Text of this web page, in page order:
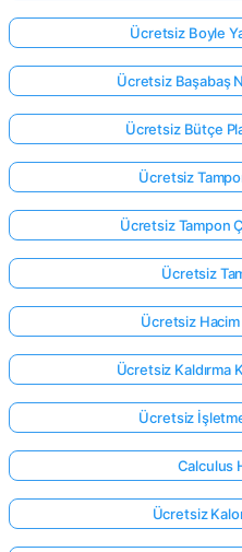
Ücretsiz Boyle
Ücretsiz Başabaş
Ücretsiz Bütçe
Ücretsiz
Ücretsiz Tampon
Ücretsiz
Ücretsiz
Ücretsiz Kaldırma
Ücretsiz
Calculus
Ücretsiz